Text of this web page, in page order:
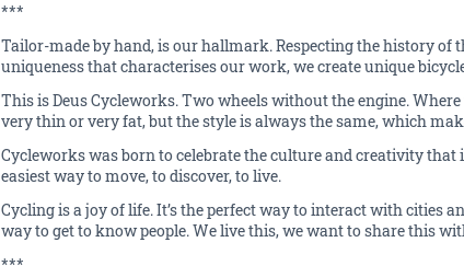
***
Tailor-made by hand, is our hallmark. Respecting the history
uniqueness that characterises our work, we create unique
This is Deus Cycleworks. Two wheels without the engine.
very thin or very fat, but the style is always the same, which
Cycleworks was born to celebrate the culture and creativity
easiest way to move, to discover, to live.
Cycling is a joy of life. It’s the perfect way to interact with cities
way to get to know people. We live this, we want to share this
***